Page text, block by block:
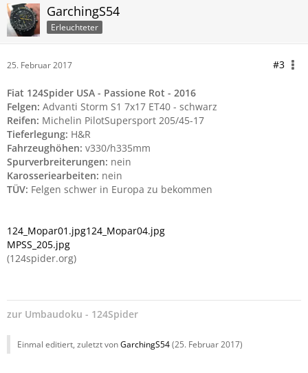
GarchingS54
Erleuchteter
25. Februar 2017 #3
Fiat 124Spider USA - Passione Rot - 2016
Felgen: Advanti Storm S1 7x17 ET40 - schwarz
Reifen: Michelin PilotSupersport 205/45-17
Tieferlegung: H&R
Fahrzeughöhen: v330/h335mm
Spurverbreiterungen: nein
Karosseriearbeiten: nein
TÜV: Felgen schwer in Europa zu bekommen
124_Mopar01.jpg124_Mopar04.jpg
MPSS_205.jpg
(124spider.org)
zur Umbaudoku - 124Spider
Einmal editiert, zuletzt vonGarchingS54(25. Februar 2017)